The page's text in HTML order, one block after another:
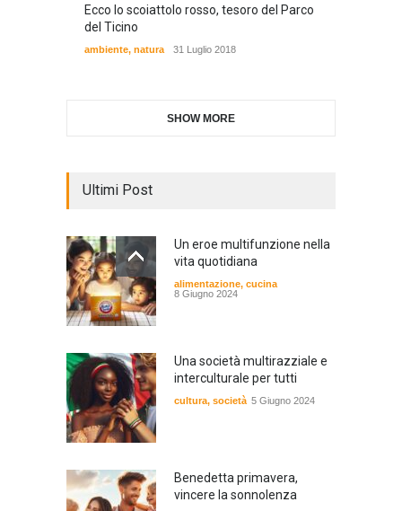
Ecco lo scoiattolo rosso, tesoro del Parco
del Ticino
ambiente, natura 31 Luglio 2018
SHOW MORE
Ultimi Post
Un eroe multifunzione nella
vita quotidiana
alimentazione, cucina
8 Giugno 2024
Una società multirazziale e
interculturale per tutti
cultura, società 5 Giugno 2024
Benedetta primavera,
vincere la sonnolenza